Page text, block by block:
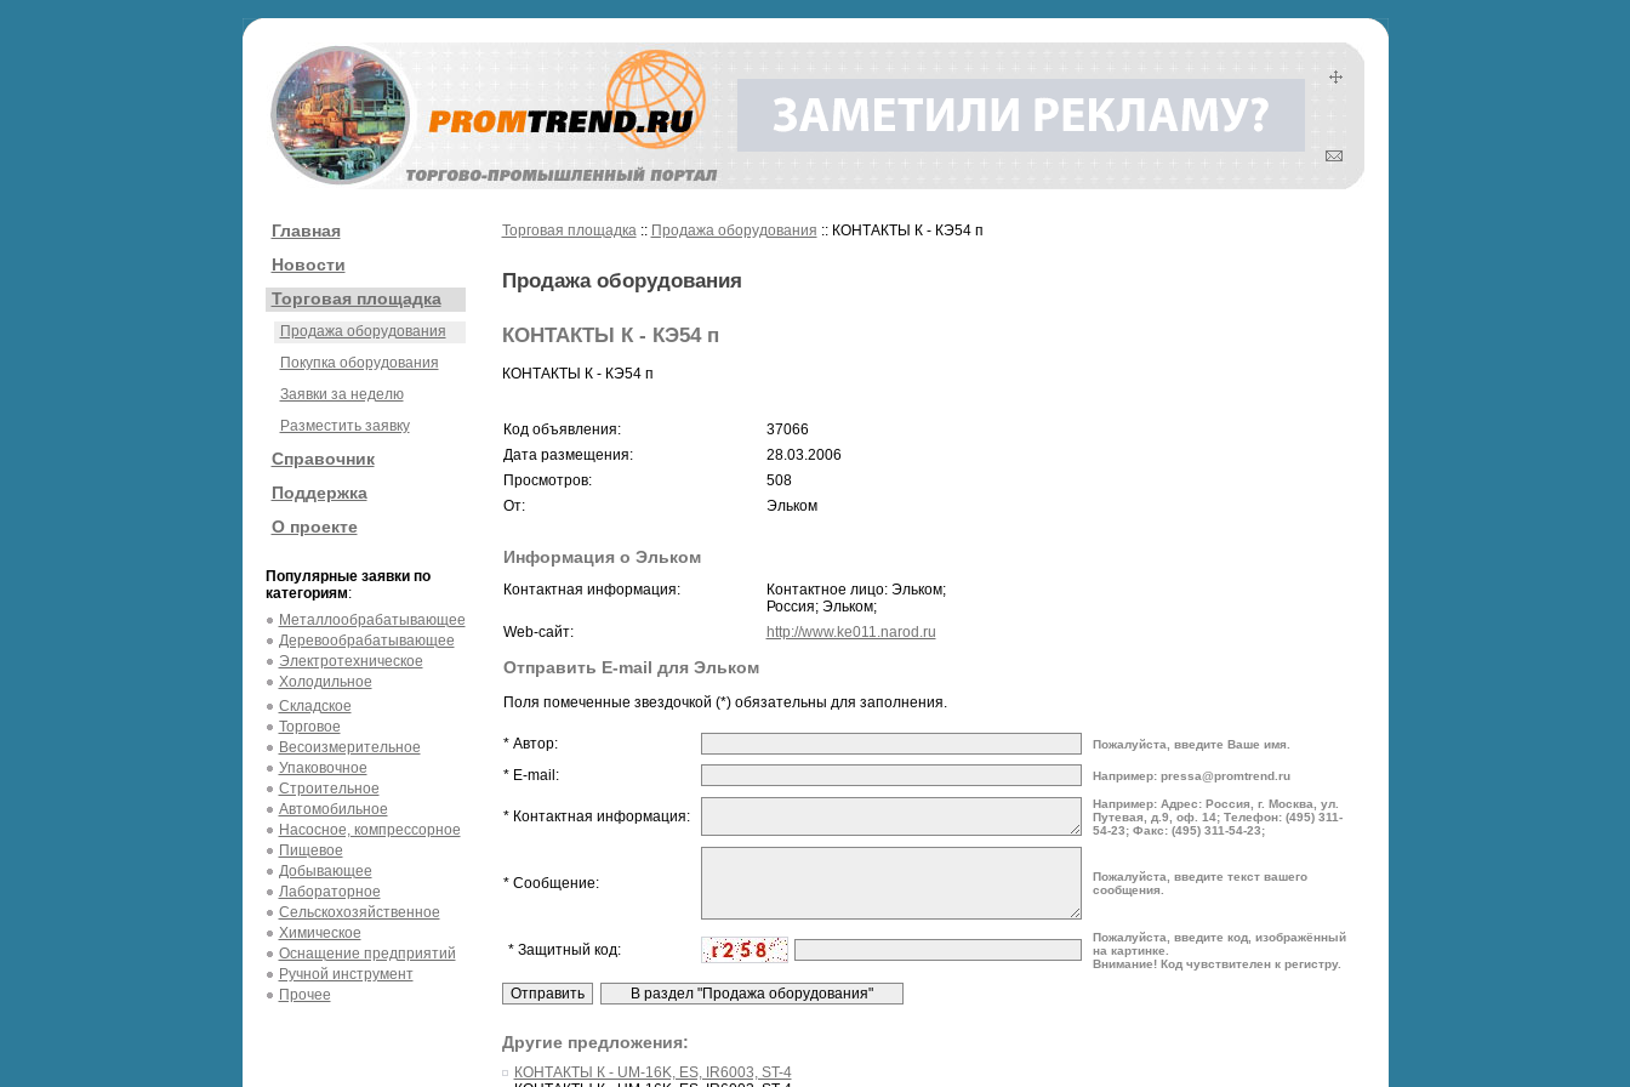
Главная
Новости
Торговая площадка
Продажа оборудования
Покупка оборудования
Заявки за неделю
Разместить заявку
Справочник
Поддержка
О проекте
Популярные заявки по
категориям:
Металлообрабатывающее
Деревообрабатывающее
Электротехническое
Холодильное
Складское
Торговое
Весоизмерительное
Упаковочное
Строительное
Автомобильное
Насосное, компрессорное
Пищевое
Добывающее
Лабораторное
Сельскохозяйственное
Химическое
Оснащение предприятий
Ручной инструмент
Прочее
Торговая площадка:: Продажа оборудования :: КОНТАКТЫ К - КЭ54 п
Продажа оборудования
КОНТАКТЫ К - КЭ54 п
КОНТАКТЫ К - КЭ54 п
Код объявления:
37066
Дата размещения:
28.03.2006
Просмотров:
508
От:
Эльком
Информация о Эльком
Контактная информация:
Контактное лицо: Эльком;
Россия; Эльком;
Web-сайт:
http://www.ke011.narod.ru
Отправить E-mail для Эльком
Поля помеченные звездочкой (*) обязательны для заполнения.
* Автор: Пожалуйста, введите Ваше имя.
* E-mail: Например: pressa@promtrend.ru
* Контактная информация:
Например: Адрес: Россия, г. Москва, ул.
Путевая, д.9, оф. 14; Телефон: (495) 311-
54-23; Факс: (495) 311-54-23;
* Сообщение:
Пожалуйста, введите текст вашего
сообщения.
* Защитный код:
Пожалуйста, введите код, изображённый
на картинке.
Внимание! Код чувствителен к регистру.
Другие предложения:
КОНТАКТЫ К - UM-16K, ES, IR6003, ST-4